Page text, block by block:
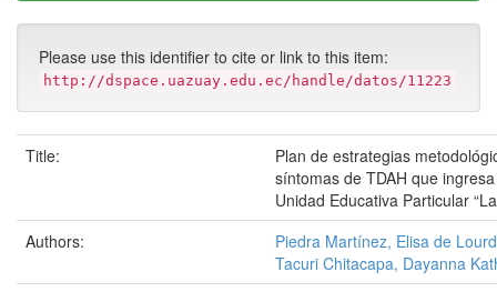
Please use this identifier to cite or link to this item:
http://dspace.uazuay.edu.ec/handle/datos/11223
Title:
Plan de estrategias
síntomas de TDAH que
Unidad Educativa Particular
Authors:
Piedra Martínez, Elisa de
Tacuri Chitacapa, Dayanna